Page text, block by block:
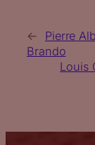
←
Pierre
Brando
Louis